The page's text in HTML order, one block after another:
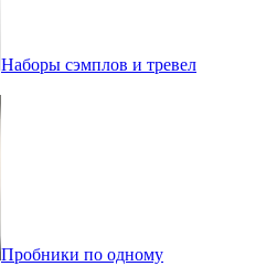
Наборы сэмплов и тревел
Пробники по одному